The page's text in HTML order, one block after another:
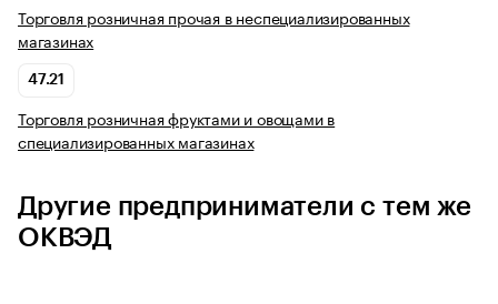
Торговля розничная прочая в неспециализированных
магазинах
47.21
Торговля розничная фруктами и овощами в
специализированных магазинах
Другие предприниматели с тем же
ОКВЭД